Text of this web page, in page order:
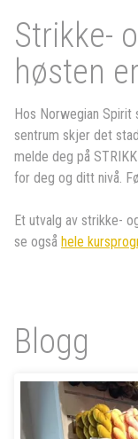
Strikke-
høsten
Hos Norwegian Spirit
sentrum skjer det
melde deg på
for deg og ditt nivå.
Et utvalg av strikke-
se også hele
Blogg